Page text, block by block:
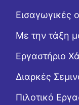
Εισαγωγικές
Με την τάξη
Εργαστήριo
Διαρκές
Πιλοτικό